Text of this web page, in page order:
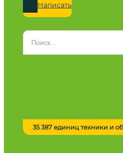
Написать
Сначала выберите марку
Город / регион
35 387 единиц техники и